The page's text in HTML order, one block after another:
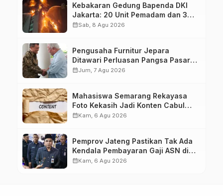
Kebakaran Gedung Bapenda DKI
Jakarta: 20 Unit Pemadam dan 3
Bronto Skylift Dikerahkan, Angin
calendar_monthSab, 8 Agu 2026
Pengusaha Furnitur Jepara
Ditawari Perluasan Pangsa Pasar
Hingga ke IKN
calendar_monthJum, 7 Agu 2026
Mahasiswa Semarang Rekayasa
Foto Kekasih Jadi Konten Cabul
karena Sakit Hati
calendar_monthKam, 6 Agu 2026
Pemprov Jateng Pastikan Tak Ada
Kendala Pembayaran Gaji ASN di
Tengah Pemangkasan Transfer ke
calendar_monthKam, 6 Agu 2026